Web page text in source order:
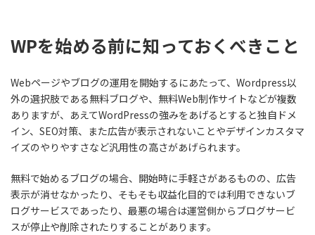
WPを始める前に知っておくべきこと
Webページやブログの運用を開始するにあたって、Wordpress以
外の選択肢である無料ブログや、無料Web制作サイトなどが複数
ありますが、あえてWordPressの強みをあげるとすると独自ドメ
イン、SEO対策、また広告が表示されないことやデザインカスタマ
イズのやりやすさなど汎用性の高さがあげられます。
無料で始めるブログの場合、開始時に手軽さがあるものの、広告
表示が消せなかったり、そもそも収益化目的では利用できないブ
ログサービスであったり、最悪の場合は運営側からブログサービ
スが停止や削除されたりすることがあります。